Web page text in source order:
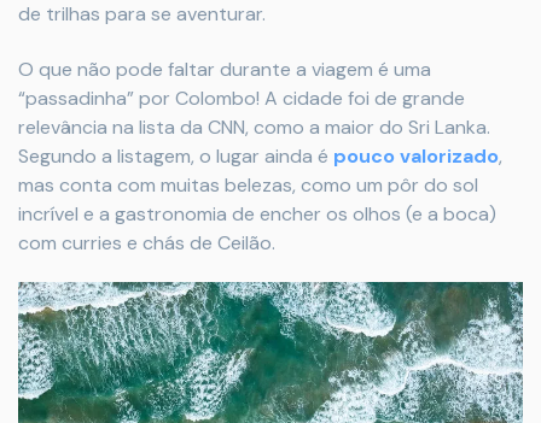
de trilhas para se aventurar.
O que não pode faltar durante a viagem é uma
“passadinha” por Colombo! A cidade foi de grande
relevância na lista da CNN, como a maior do Sri Lanka.
Segundo a listagem, o lugar ainda é pouco valorizado,
mas conta com muitas belezas, como um pôr do sol
incrível e a gastronomia de encher os olhos (e a boca)
com curries e chás de Ceilão.